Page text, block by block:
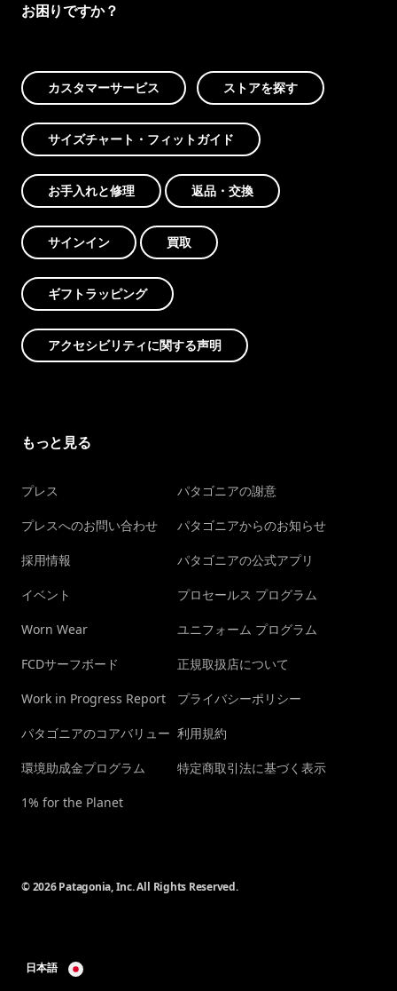
お困りですか？
カスタマーサービス ストアを探す
サイズチャート・フィットガイド
お手入れと修理 返品・交換
サインイン 買取
ギフトラッピング
アクセシビリティに関する声明
もっと見る
プレス
プレスへのお問い合わせ
採用情報
イベント
Worn Wear
FCDサーフボード
Work in Progress Report
パタゴニアのコアバリュー
環境助成金プログラム
1% for the Planet
パタゴニアの謝意
パタゴニアからのお知らせ
パタゴニアの公式アプリ
プロセールス プログラム
ユニフォーム プログラム
正規取扱店について
プライバシーポリシー
利用規約
特定商取引法に基づく表示
© 2026 Patagonia, Inc. All Rights Reserved.
日本語